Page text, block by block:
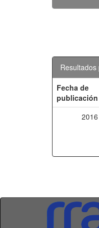
Fecha de
publicación
2016